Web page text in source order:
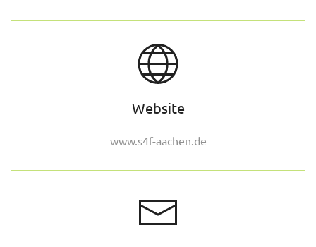
Website
www.s4f-aachen.de